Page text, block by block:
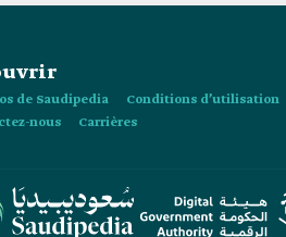
de Saudipedia Conditions d’utilisation
nous
Carrières